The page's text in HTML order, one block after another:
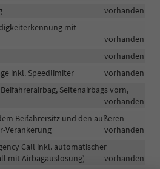
vorhanden
mit
vorhanden
vorhanden
inkl. Speedlimiter
vorhanden
Seitenairbags vorn,
vorhanden
Beifahrersitz und den äußeren
Verankerung
vorhanden
Call inkl. automatischer
mit Airbagauslösung)
vorhanden